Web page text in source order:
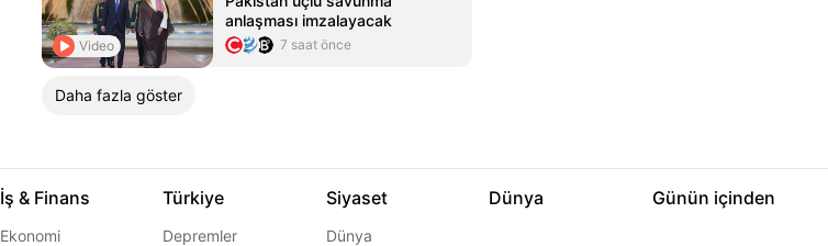
Video
anlaşması imzalayacak
7 saat önce
Daha fazla göster
İş & Finans
Ekonomi
Türkiye
Depremler
Siyaset
Dünya
Dünya Günün içinden